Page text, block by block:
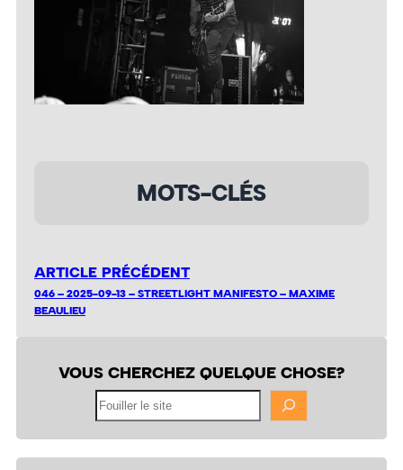
MOTS-CLÉS
ARTICLE PRÉCÉDENT
046 – 2025-09-13 – STREETLIGHT MANIFESTO – MAXIME
BEAULIEU
VOUS CHERCHEZ QUELQUE CHOSE?